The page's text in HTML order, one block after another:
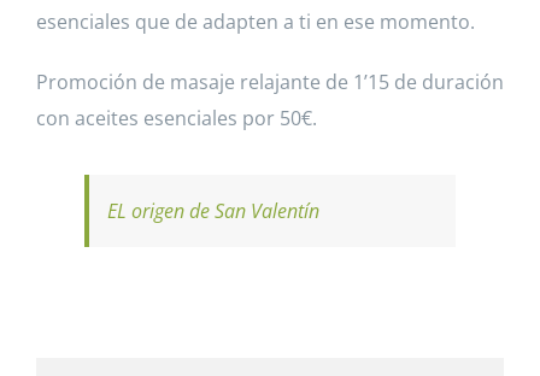
esenciales que de adapten a ti en ese momento.
Promoción de masaje relajante de 1’15 de duración
con aceites esenciales por 50€.
EL origen de San Valentín